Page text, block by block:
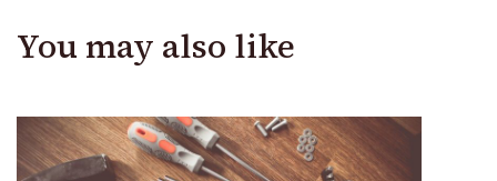
You may also like